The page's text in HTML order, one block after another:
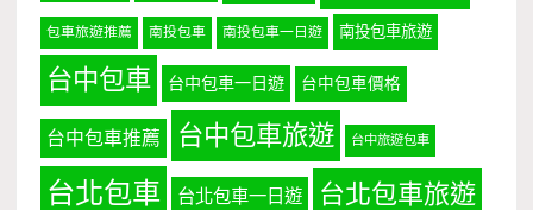
包車旅遊推薦 南投包車 南投包車一日遊 南投包車旅遊
台中包車 台中包車一日遊 台中包車價格
台中包車推薦 台中包車旅遊 台中旅遊包車
台北包車 台北包車一日遊 台北包車旅遊